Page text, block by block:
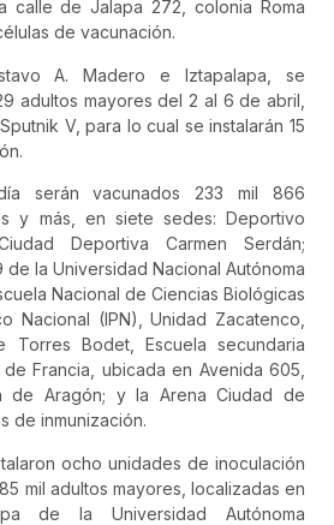
calle de Jalapa 272, colonia Roma
de vacunación.
A. Madero e Iztapalapa, se
adultos mayores del 2 al 6 de abril,
V, para lo cual se instalarán 15
serán vacunados 233 mil 866
y más, en siete sedes: Deportivo
Deportiva Carmen Serdán;
la Universidad Nacional Autónoma
Nacional de Ciencias Biológicas
Nacional (IPN), Unidad Zacatenco,
Torres Bodet, Escuela secundaria
Francia, ubicada en Avenida 605,
de Aragón; y la Arena Ciudad de
de inmunización.
ocho unidades de inoculación
mil adultos mayores, localizadas en
de la Universidad Autónoma